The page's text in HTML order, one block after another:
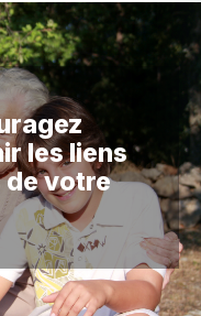
les liens
de votre